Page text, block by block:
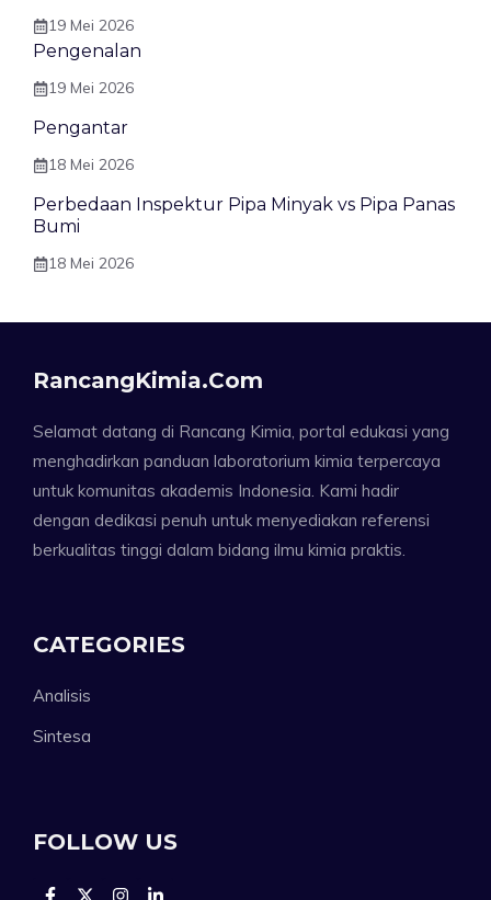
19 Mei 2026
Pengenalan
19 Mei 2026
Pengantar
18 Mei 2026
Perbedaan Inspektur Pipa Minyak vs Pipa Panas
Bumi
18 Mei 2026
RancangKimia.com
Selamat datang di Rancang Kimia, portal edukasi yang
menghadirkan panduan laboratorium kimia terpercaya
untuk komunitas akademis Indonesia. Kami hadir
dengan dedikasi penuh untuk menyediakan referensi
berkualitas tinggi dalam bidang ilmu kimia praktis.
CATEGORIES
Analisis
Sintesa
FOLLOW US